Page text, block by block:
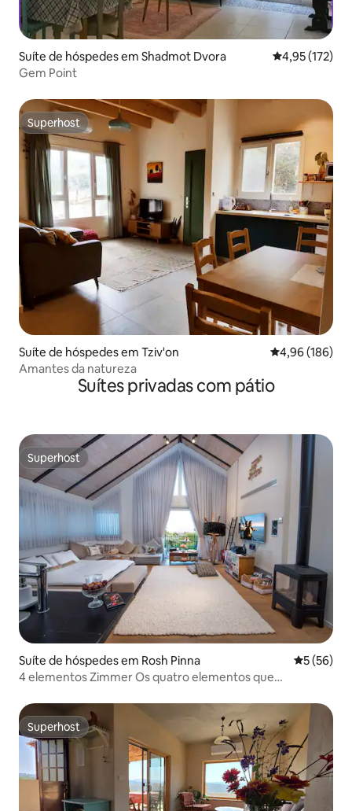
Suíte de hóspedes em Shadmot Dvora Classificação
4,95 (172)
Gem Point
Superhost
Superhost
Suíte de hóspedes em Tziv'on Classificação
4,96 (186)
Amantes da natureza
Suítes privadas com pátio
Superhost
Superhost
Suíte de hóspedes em Rosh Pinna
5 (56)
4 elementos Zimmer Os quatro elementos que
Superhost
Superhost